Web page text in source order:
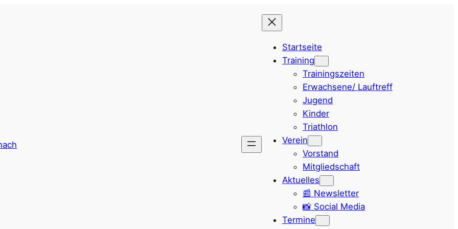
Startseite
Training
Trainingszeiten
Erwachsene/ Lauftreff
Jugend
Kinder
Triathlon
Verein
Vorstand
Mitgliedschaft
Aktuelles
📰 Newsletter
📸 Social Media
Termine